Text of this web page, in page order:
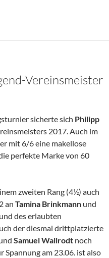
Vereinsmeister
sicherte sich Philipp
2017. Auch im
mit 6/6 eine makellose
perfekte Marke von 60
zweiten Rang (4½) auch
an Tamina Brinkmann und
des erlaubten
der diesmal drittplatzierte
Samuel Wallrodt noch
Spannung am 23.06. ist also